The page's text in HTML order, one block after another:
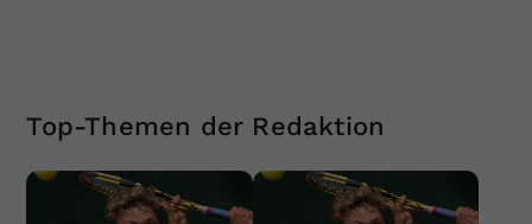
Top-Themen der Redaktion